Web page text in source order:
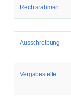
Rechtsrahmen
Ausschreibung
Vergabestelle